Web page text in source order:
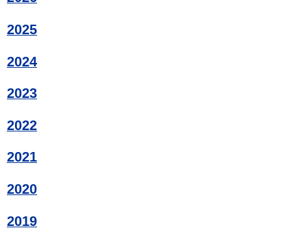
2025
2024
2023
2022
2021
2020
2019